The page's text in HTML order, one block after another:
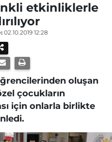
etkinliklerle
02.10.2019 12:28
oluşan
çocukların
için onlarla birlikte